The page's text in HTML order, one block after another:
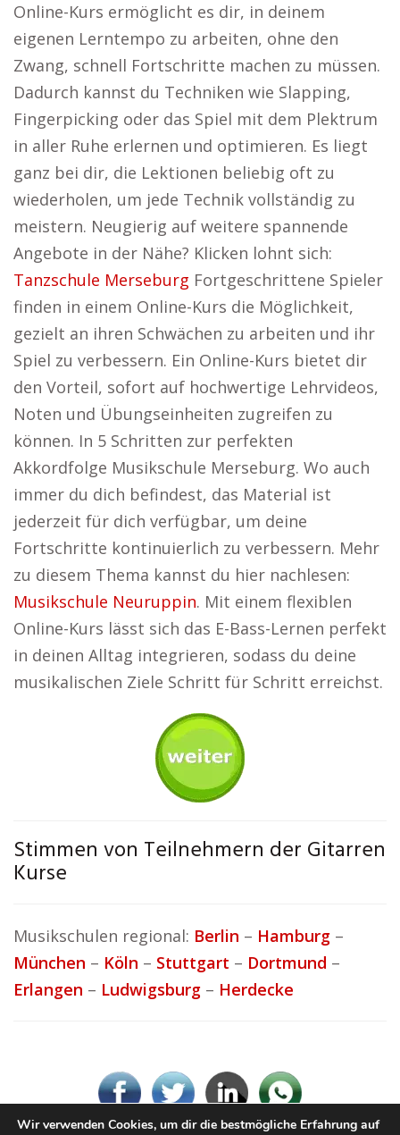
Online-Kurs ermöglicht es dir, in deinem
eigenen Lerntempo zu arbeiten, ohne den
Zwang, schnell Fortschritte machen zu müssen.
Dadurch kannst du Techniken wie Slapping,
Fingerpicking oder das Spiel mit dem Plektrum
in aller Ruhe erlernen und optimieren. Es liegt
ganz bei dir, die Lektionen beliebig oft zu
wiederholen, um jede Technik vollständig zu
meistern. Neugierig auf weitere spannende
Angebote in der Nähe? Klicken lohnt sich:
Tanzschule Merseburg Fortgeschrittene Spieler
finden in einem Online-Kurs die Möglichkeit,
gezielt an ihren Schwächen zu arbeiten und ihr
Spiel zu verbessern. Ein Online-Kurs bietet dir
den Vorteil, sofort auf hochwertige Lehrvideos,
Noten und Übungseinheiten zugreifen zu
können. In 5 Schritten zur perfekten
Akkordfolge Musikschule Merseburg. Wo auch
immer du dich befindest, das Material ist
jederzeit für dich verfügbar, um deine
Fortschritte kontinuierlich zu verbessern. Mehr
zu diesem Thema kannst du hier nachlesen:
Musikschule Neuruppin. Mit einem flexiblen
Online-Kurs lässt sich das E-Bass-Lernen perfekt
in deinen Alltag integrieren, sodass du deine
musikalischen Ziele Schritt für Schritt erreichst.
Stimmen von Teilnehmern der Gitarren
Kurse
Musikschulen regional: Berlin – Hamburg –
München – Köln – Stuttgart – Dortmund –
Erlangen – Ludwigsburg – Herdecke
Wir verwenden Cookies, um dir die bestmögliche Erfahrung auf